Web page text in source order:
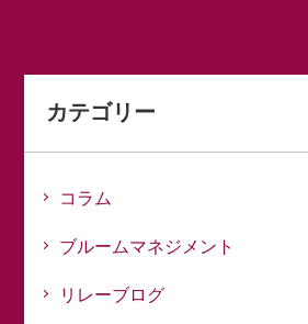
カテゴリー
コラム
ブルームマネジメント
リレーブログ